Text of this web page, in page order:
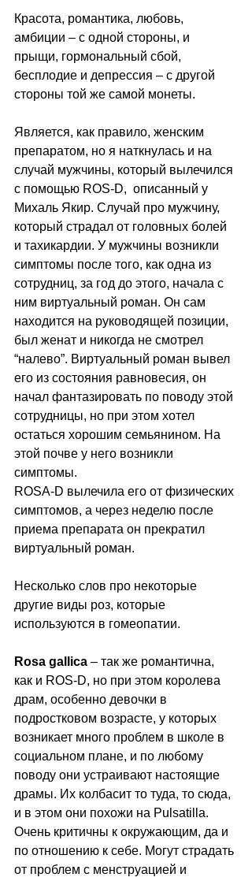
Красота, романтика, любовь,
амбиции – с одной стороны, и
прыщи, гормональный сбой,
бесплодие и депрессия – с другой
стороны той же самой монеты.
Является, как правило, женским
препаратом, но я наткнулась и на
случай мужчины, который вылечился
с помощью ROS-D,  описанный у
Михаль Якир. Случай про мужчину,
который страдал от головных болей
и тахикардии. У мужчины возникли
симптомы после того, как одна из
сотрудниц, за год до этого, начала с
ним виртуальный роман. Он сам
находится на руководящей позиции,
был женат и никогда не смотрел
“налево”. Виртуальный роман вывел
его из состояния равновесия, он
начал фантазировать по поводу этой
сотрудницы, но при этом хотел
остаться хорошим семьянином. На
этой почве у него возникли
симптомы.
ROSA-D вылечила его от физических
симптомов, а через неделю после
приема препарата он прекратил
виртуальный роман.
Несколько слов про некоторые
другие виды роз, которые
используются в гомеопатии.
Rosa gallica – так же романтична,
как и ROS-D, но при этом королева
драм, особенно девочки в
подростковом возрасте, у которых
возникает много проблем в школе в
социальном плане, и по любому
поводу они устраивают настоящие
драмы. Их колбасит то туда, то сюда,
и в этом они похожи на Pulsatilla.
Очень критичны к окружающим, да и
по отношению к себе. Могут страдать
от проблем с менструацией и